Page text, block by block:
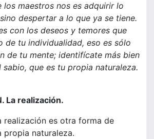
los maestros nos es adquirir lo
despertar a lo que ya se tiene.
con los deseos y temores que
de tu individualidad, eso es sólo
de tu mente; identifícate más bien
que es tu propia naturaleza.
La realización.
realización es otra forma de
propia naturaleza.